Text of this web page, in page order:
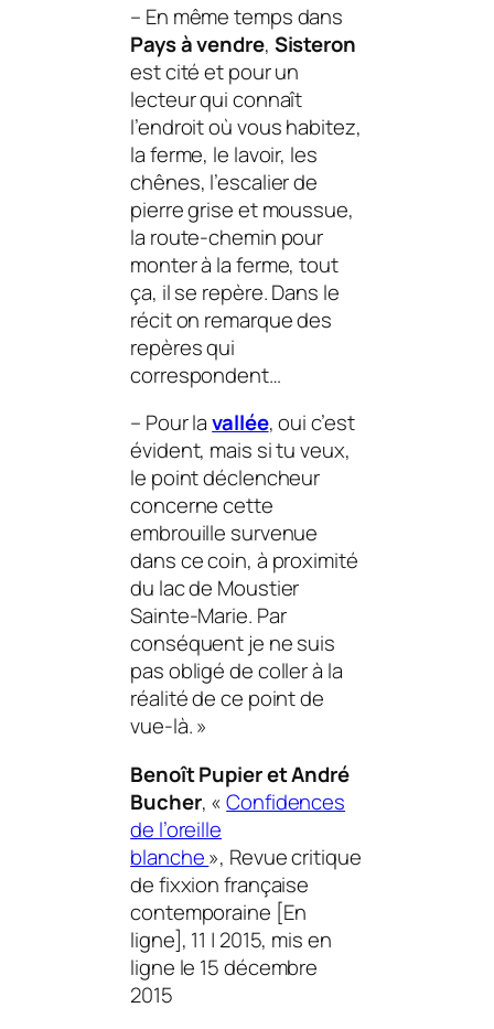
– En même temps dans
Pays à vendre, Sisteron
est cité et pour un
lecteur qui connaît
l’endroit où vous habitez,
la ferme, le lavoir, les
chênes, l’escalier de
pierre grise et moussue,
la route-chemin pour
monter à la ferme, tout
ça, il se repère. Dans le
récit on remarque des
repères qui
correspondent…
– Pour lavallée, oui c’est
évident, mais si tu veux,
le point déclencheur
concerne cette
embrouille survenue
dans ce coin, à proximité
du lac de Moustier
Sainte-Marie. Par
conséquent je ne suis
pas obligé de coller à la
réalité de ce point de
vue-là.»
Benoît Pupier et André
Bucher, «Confidences
de l’oreille
blanche», Revue critique
de fixxion française
contemporaine [En
ligne], 11 | 2015, mis en
ligne le 15 décembre
2015